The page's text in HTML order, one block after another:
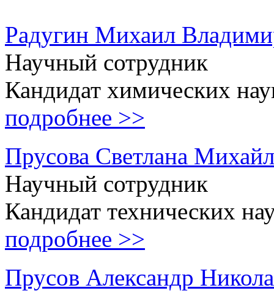
Радугин Михаил
Научный сотрудник
Кандидат химических
подробнее >>
Прусова Светлана
Научный сотрудник
Кандидат технических
подробнее >>
Прусов Александр